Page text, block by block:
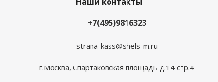
+7(495)9816323
strana-kass@shels-m.ru
г.Москва, Спартаковская площадь д.14 стр.4